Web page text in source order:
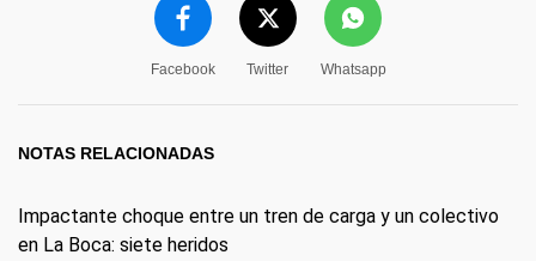
Facebook Twitter Whatsapp
NOTAS RELACIONADAS
Impactante choque entre un tren de carga y un colectivo
en La Boca: siete heridos